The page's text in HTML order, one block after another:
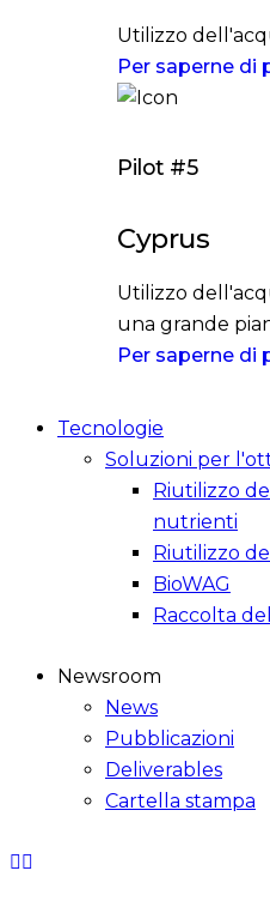
Utilizzo
Per saperne di
Pilot #5
Cyprus
Utilizzo
una grande
Per saperne di
Tecnologie
Soluzioni per
Riutilizzo
nutrienti
Riutilizzo
BioWAG
Raccolta
Newsroom
News
Pubblicazioni
Deliverables
Cartella stampa